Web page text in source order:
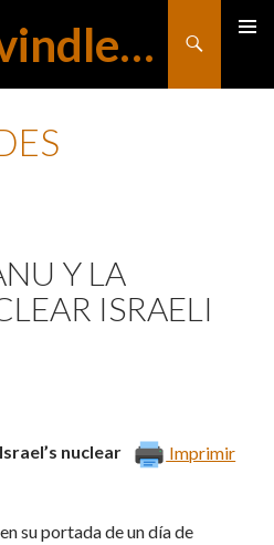
Julián Schvindlerman
Y LA
ISRAELI
Imprimir
nuclear
su portada de un día de